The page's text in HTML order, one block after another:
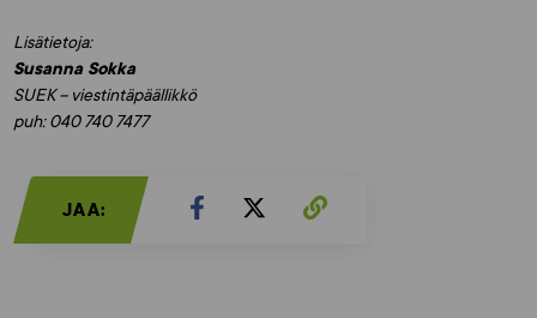
Lisätietoja:
Susanna Sokka
SUEK – viestintäpäällikkö
puh: 040 740 7477
JAA: